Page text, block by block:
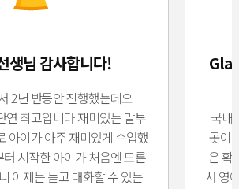
님 감사합니다!
2년 반동안 진행했는데요
연 최고입니다 재미있는 말투
아이가 아주 재미있게 수업했
시작한 아이가 처음엔 모른
이제는 듣고 대화할 수 있는
국내
곳이
은 확
서 영